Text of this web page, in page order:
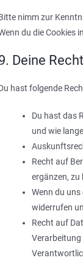
nimm zur
du die Cookies
Deine
hast folgende
Du hast das
und wie
Recht auf
ergänzen, zu
Wenn du
widerrufen
Recht auf